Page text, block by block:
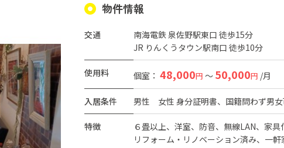
物件情報
交通
南海電鉄 泉佐野駅東口 徒歩15分
JR りんくうタウン駅南口 徒歩10分
使用料 個室： 48,000円 ～ 50,000円 /月
入居条件 男性 女性 身分証明書、国籍問わず男
特徴 ６畳以上 洋室 防音 無線LAN
家具
リフォーム・リノベーション済み
一軒